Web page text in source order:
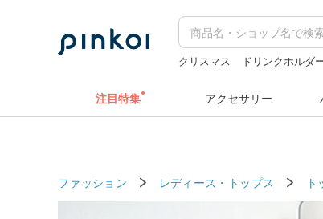
クリスマス ドリンクホルダ
注目特集 アクセサリー
ファッション レディース・トップス ト